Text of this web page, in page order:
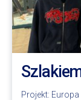
Projekt: Europa